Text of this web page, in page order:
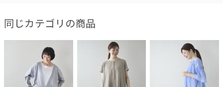
同じカテゴリの商品